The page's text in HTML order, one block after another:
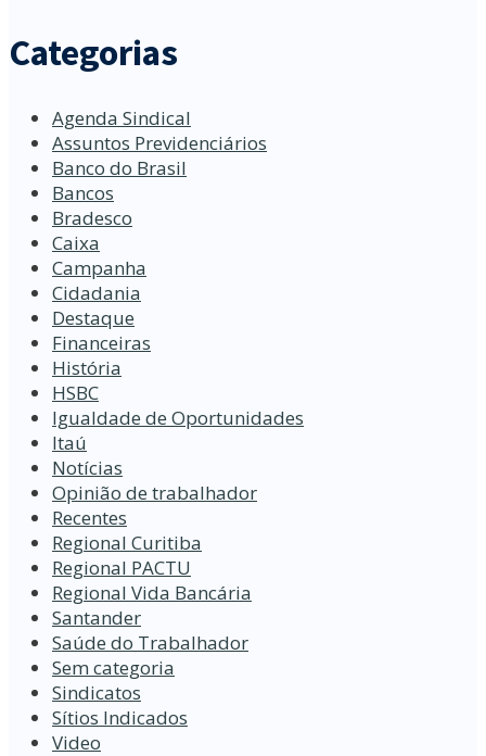
Categorias
Agenda Sindical
Assuntos Previdenciários
Banco do Brasil
Bancos
Bradesco
Caixa
Campanha
Cidadania
Destaque
Financeiras
História
HSBC
Igualdade de Oportunidades
Itaú
Notícias
Opinião de trabalhador
Recentes
Regional Curitiba
Regional PACTU
Regional Vida Bancária
Santander
Saúde do Trabalhador
Sem categoria
Sindicatos
Sítios Indicados
Video